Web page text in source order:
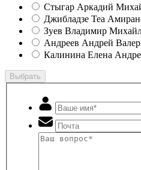
Стыгар Аркадий
Джибладзе Теа
Зуев Владимир
Андреев Андрей
Калинина Елена
Выбрать